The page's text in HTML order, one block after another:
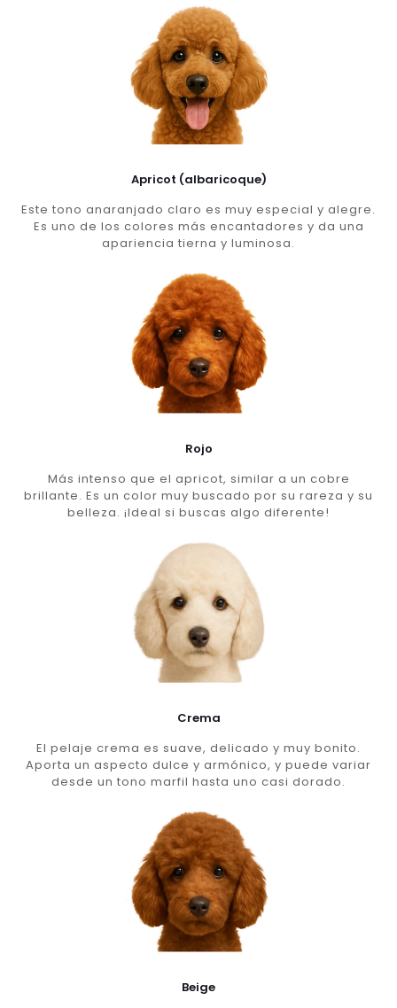
Apricot (albaricoque)
Este tono anaranjado claro es muy especial y alegre.
Es uno de los colores más encantadores y da una
apariencia tierna y luminosa.
Rojo
Más intenso que el apricot, similar a un cobre
brillante. Es un color muy buscado por su rareza y su
belleza. ¡Ideal si buscas algo diferente!
Crema
El pelaje crema es suave, delicado y muy bonito.
Aporta un aspecto dulce y armónico, y puede variar
desde un tono marfil hasta uno casi dorado.
Beige